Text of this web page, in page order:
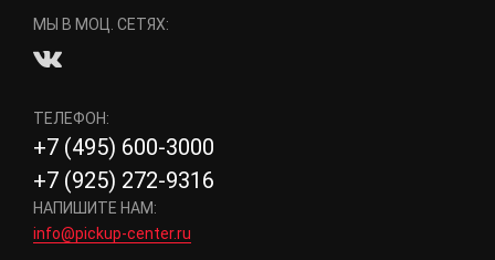
МЫ В МОЦ. СЕТЯХ:
ТЕЛЕФОН:
+7 (495) 600-3000
+7 (925) 272-9316
НАПИШИТЕ НАМ:
info@pickup-center.ru